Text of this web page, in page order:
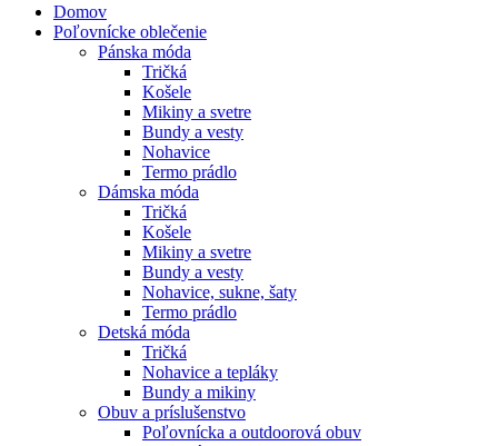
Domov
Poľovnícke oblečenie
Pánska móda
Tričká
Košele
Mikiny a svetre
Bundy a vesty
Nohavice
Termo prádlo
Dámska móda
Tričká
Košele
Mikiny a svetre
Bundy a vesty
Nohavice, sukne, šaty
Termo prádlo
Detská móda
Tričká
Nohavice a tepláky
Bundy a mikiny
Obuv a príslušenstvo
Poľovnícka a outdoorová obuv